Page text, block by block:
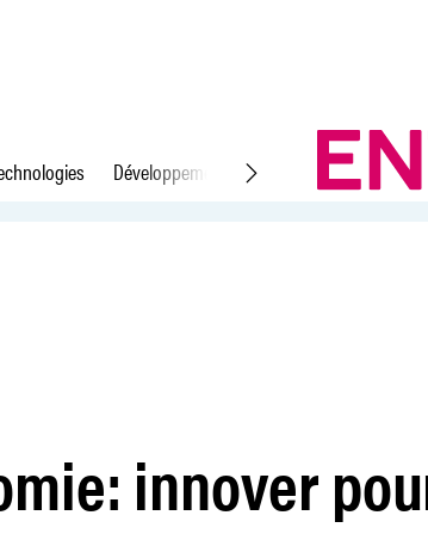
Développement durable Droit du travail
les aînés
innover